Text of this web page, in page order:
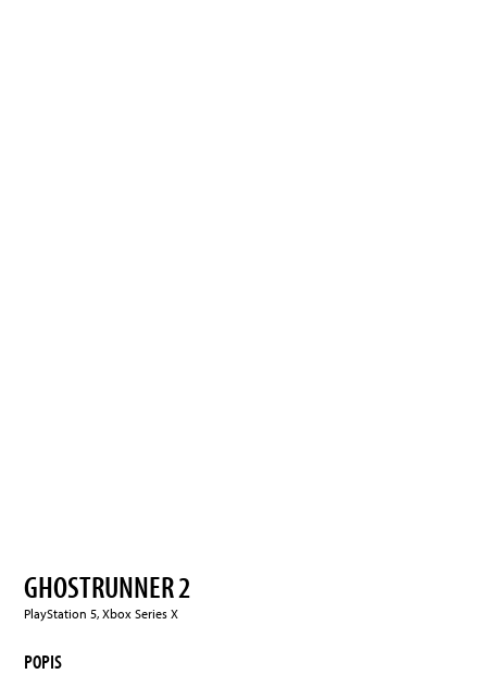
GHOSTRUNNER 2
PlayStation 5, Xbox Series X
POPIS